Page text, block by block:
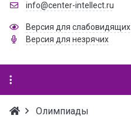
info@center-intellect.ru
Версия для слабовидящих
Версия для незрячих
Олимпиады